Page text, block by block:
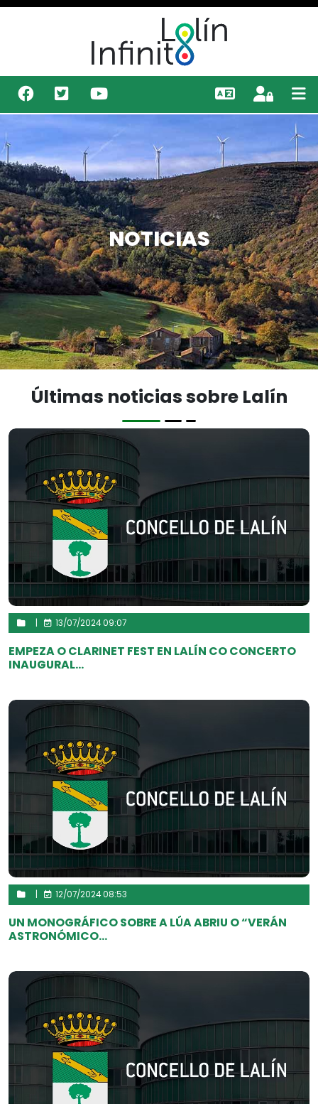
NOTICIAS
Últimas noticias sobre Lalín
| 13/07/2024 09:07
EMPEZA O CLARINET FEST EN LALÍN CO CONCERTO
INAUGURAL...
12/07/2024 08:53
UN MONOGRÁFICO SOBRE A LÚA ABRIU O “VERÁN
ASTRONÓMICO...